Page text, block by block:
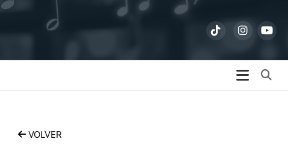
VOLVER